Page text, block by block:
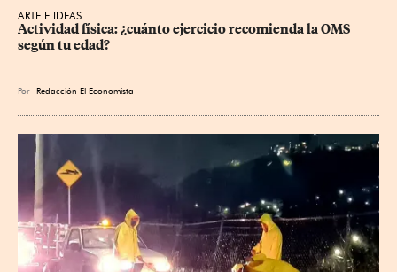
ARTE E IDEAS
Actividad física: ¿cuánto ejercicio recomienda la OMS
según tu edad?
Por Redacción El Economista